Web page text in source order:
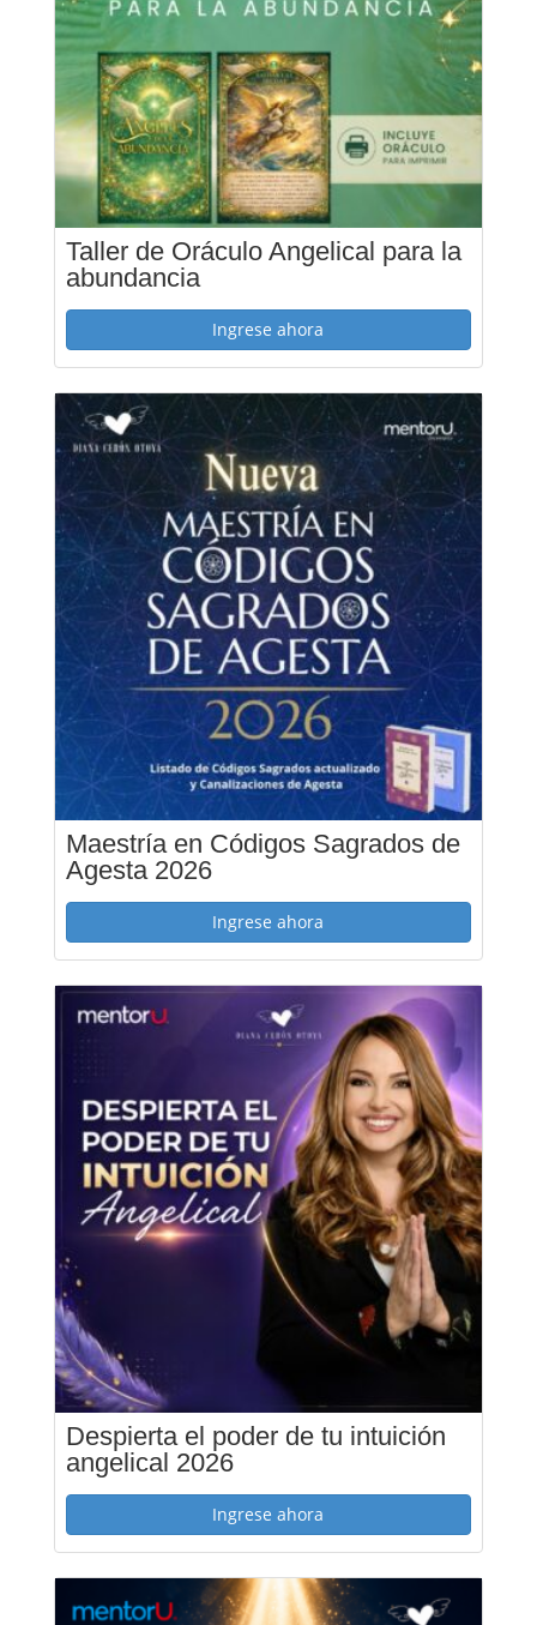
Taller de Oráculo Angelical para la
abundancia
Ingrese ahora
Maestría en Códigos Sagrados de
Agesta 2026
Ingrese ahora
Despierta el poder de tu intuición
angelical 2026
Ingrese ahora